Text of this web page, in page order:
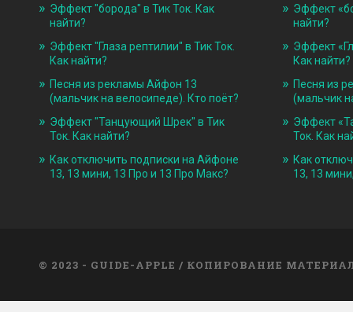
Эффект "борода" в Тик Ток. Как
найти?
Эффект "Глаза рептилии" в Тик Ток.
Как найти?
Песня из рекламы Айфон 13
(мальчик на велосипеде). Кто поёт?
Эффект "Танцующий Шрек" в Тик
Ток. Как найти?
Как отключить подписки на Айфоне
13, 13 мини, 13 Про и 13 Про Макс?
Эффект
найти?
Эффект
Как найти?
Песня из
(мальчик
Эффект
Ток. Как
Как
13, 13
© 2023 - GUIDE-APPLE / КОПИРОВАНИЕ